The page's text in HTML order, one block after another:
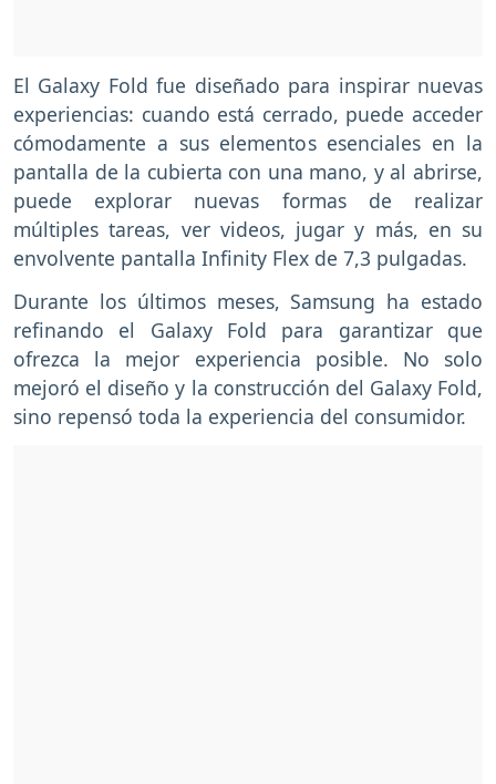
El Galaxy Fold fue diseñado para inspirar nuevas
experiencias: cuando está cerrado, puede acceder
cómodamente a sus elementos esenciales en la
pantalla de la cubierta con una mano, y al abrirse,
puede explorar nuevas formas de realizar
múltiples tareas, ver videos, jugar y más, en su
envolvente pantalla Infinity Flex de 7,3 pulgadas.
Durante los últimos meses, Samsung ha estado
refinando el Galaxy Fold para garantizar que
ofrezca la mejor experiencia posible. No solo
mejoró el diseño y la construcción del Galaxy Fold,
sino repensó toda la experiencia del consumidor.